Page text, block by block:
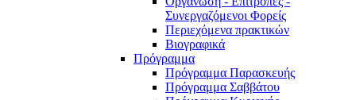
Συνεργαζόμενοι Φορείς
Περιεχόμενα πρακτικών
Βιογραφικά
Πρόγραμμα
Πρόγραμμα Παρασκευής
Πρόγραμμα Σαββάτου